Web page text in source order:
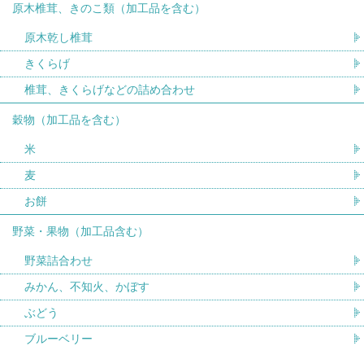
原木椎茸、きのこ類（加工品を含む）
原木乾し椎茸
きくらげ
椎茸、きくらげなどの詰め合わせ
穀物（加工品を含む）
米
麦
お餅
野菜・果物（加工品含む）
野菜詰合わせ
みかん、不知火、かぼす
ぶどう
ブルーベリー